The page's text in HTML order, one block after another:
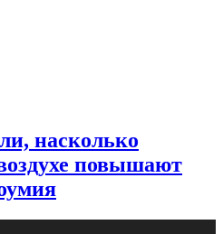
насколько
повышают